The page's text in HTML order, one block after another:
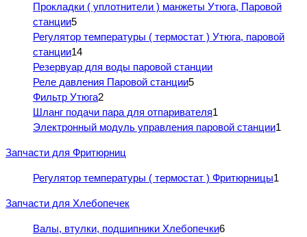
Прокладки ( уплотнители ) манжеты Утюга, Паровой
станции5
Регулятор температуры ( термостат ) Утюга, паровой
станции14
Резервуар для воды паровой станции
Реле давления Паровой станции5
Фильтр Утюга2
Шланг подачи пара для отпаривателя1
Электронный модуль управления паровой станции1
Запчасти для Фритюрниц
Регулятор температуры ( термостат ) Фритюрницы1
Запчасти для Хлебопечек
Валы, втулки, подшипники Хлебопечки6